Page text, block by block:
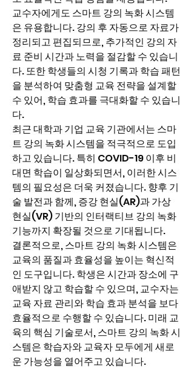
교수자에게도 스마트 강의 녹화 시스템
은 유용합니다. 강의 후 자동으로 자료가
정리되고 편집되므로, 추가적인 강의 자
료 준비 시간과 노력을 절감할 수 있습니
다. 또한 학생들의 시청 기록과 학습 패턴
을 분석하여 맞춤형 교육 전략을 설계할
수 있어, 학습 효과를 극대화할 수 있습니
다.
최근 대학과 기업 교육 기관에서는 스마
트 강의 녹화 시스템을 적극적으로 도입
하고 있습니다. 특히 COVID-19 이후 비
대면 학습이 일상화되면서, 이러한 시스
템의 필요성은 더욱 커졌습니다. 향후 기
술 발전과 함께, 증강 현실(AR)과 가상
현실(VR) 기반의 인터랙티브 강의 녹화
기능까지 확장될 것으로 기대됩니다.
결론적으로, 스마트 강의 녹화 시스템은
교육의 품질과 효율성을 높이는 혁신적
인 도구입니다. 학생은 시간과 장소에 구
애받지 않고 학습할 수 있으며, 교수자는
교육 자료 관리와 학습 효과 분석을 보다
효율적으로 수행할 수 있습니다. 미래 교
육의 핵심 기술로서, 스마트 강의 녹화 시
스템은 학습자와 교육자 모두에게 새로
운 가능성을 열어주고 있습니다.